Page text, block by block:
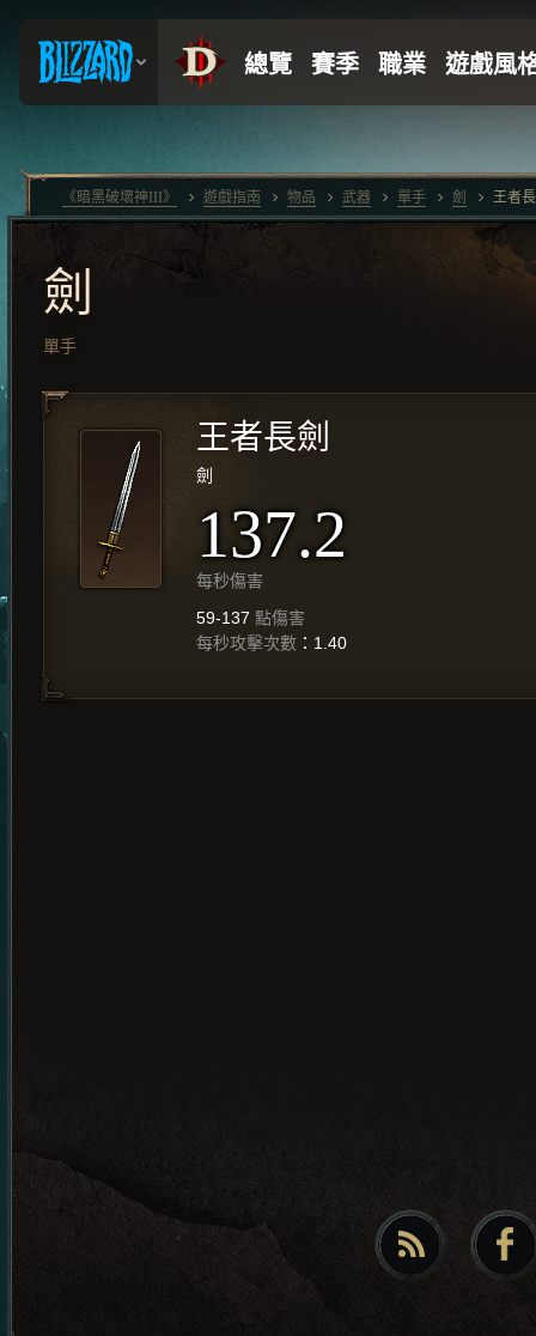
劍
單手
王者長劍
劍
137.2
每秒傷害
59-137 點傷害
每秒攻擊次數 ：1.40
《暗黑破壞神III》 遊戲指南 物品 武器 單手 劍 王者